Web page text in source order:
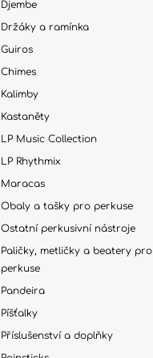
Djembe
Držáky a ramínka
Guiros
Chimes
Kalimby
Kastaněty
LP Music Collection
LP Rhythmix
Maracas
Obaly a tašky pro perkuse
Ostatní perkusivní nástroje
Paličky, metličky a beatery pro
perkuse
Pandeira
Píšťalky
Příslušenství a doplňky